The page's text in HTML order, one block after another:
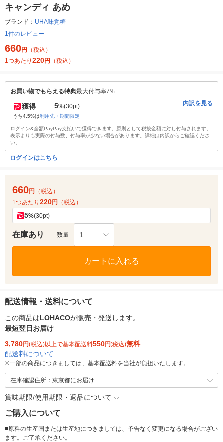
キャンディ あめ
ブランド： UHA味覚糖
1件のレビュー
660円
（税込）
1つあたり 220円 （税込）
お買い物でもらえる特典最大付与率7%
獲得 5%(30pt)
うち4.5%は利用先・期間限定
内訳を見る
ログイン&全額PayPay支払いで獲得できます。原則として税抜金額に対し付与されます。
表示よりも実際の付与数、付与率が少ない場合があります。詳細は内訳からご確認くださ
い。
ログインはこちら
660円
（税込）
1つあたり 220円 （税込）
5%(30pt)
在庫あり 数量 1
カートに入れる
配送情報・送料について
この商品はLOHACOが販売・発送します。
最短翌日お届け
3,780円(税込)以上で基本配送料550円(税込)無料
配送料について
※一部の商品につきましては、基本配送料を当社が負担いたします。
在庫確認住所：東京都にお届け
賞味期限/使用期限・返品について
ご購入について
■原料の生産国または生産地につきましては、予告なく変更になる場合がござい
ます。ご了承ください。